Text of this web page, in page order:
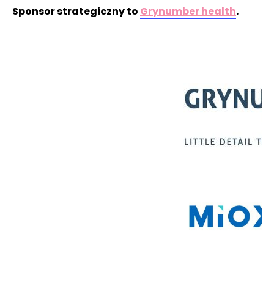
Sponsor strategiczny to Grynumber health.